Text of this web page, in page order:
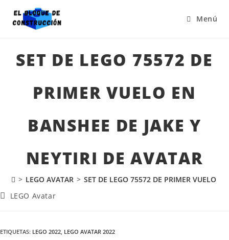
Menú
SET DE LEGO 75572 DE
PRIMER VUELO EN
BANSHEE DE JAKE Y
NEYTIRI DE AVATAR
> LEGO AVATAR > SET DE LEGO 75572 DE PRIMER VUELO
LEGO Avatar
ETIQUETAS: LEGO 2022, LEGO AVATAR 2022